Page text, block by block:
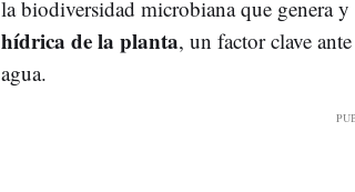
la biodiversidad microbiana que genera y
hídrica de la planta, un factor clave
agua.